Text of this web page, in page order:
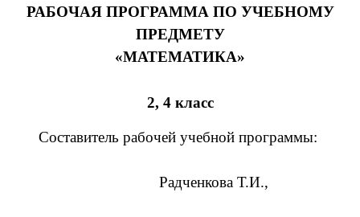
РАБОЧАЯ ПРОГРАММА ПО УЧЕБНОМУ
ПРЕДМЕТУ
«МАТЕМАТИКА»
2, 4 класс
Составитель рабочей учебной программы:
Радченкова Т.И.,